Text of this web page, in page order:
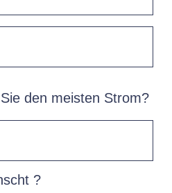
den meisten Strom?
?